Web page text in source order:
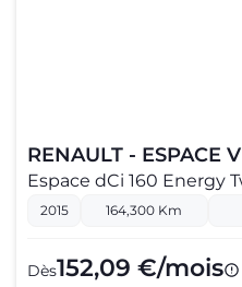
RENAULT - ESPACE V
2015 164,300 Km
Dès152,09 €/mois